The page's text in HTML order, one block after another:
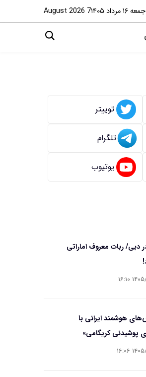
جمعه ۱۶ مرداد ۱۴۰۵ 7 August 2026
توییتر
تلگرام
یوتیوب
دبی/ ربات معروف اماراتی
۱۶:۱۰
هوشمند ایرانی با
پوشیدنی کریگامی»
۱۶:۰۶